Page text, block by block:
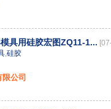
具用硅胶宏图ZQ11-1...
,硅胶
公司